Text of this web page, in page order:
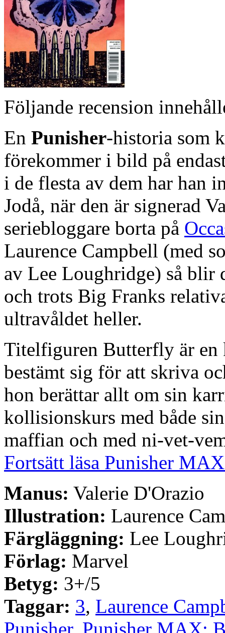
Följande recension
En Punisher-historia som
förekommer i bild på
i de flesta av dem har han
Jodå, när den är signerad
seriebloggare borta på
Laurence Campbell (med
av Lee Loughridge) så blir
och trots Big Franks
ultravåldet heller.
Titelfiguren Butterfly är
bestämt sig för att skriva
hon berättar allt om sin
kollisionskurs med både
maffian och med ni-vet-
Fortsätt läsa Punisher
Manus: Valerie D'Orazio
Illustration: Laurence
Färgläggning: Lee
Förlag: Marvel
Betyg: 3+/5
Taggar: 3, Laurence